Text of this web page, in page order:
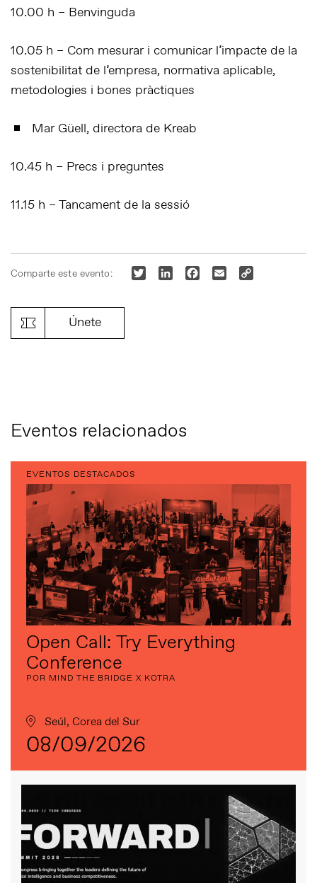
10.00 h – Benvinguda
10.05 h – Com mesurar i comunicar l’impacte de la
sostenibilitat de l’empresa, normativa aplicable,
metodologies i bones pràctiques
Mar Güell, directora de Kreab
10.45 h – Precs i preguntes
11.15 h – Tancament de la sessió
Comparte este evento: Twitter LinkedInFacebook
Email
Únete
Eventos relacionados
EVENTOS DESTACADOS
Open Call: Try Everything
Conference
POR MIND THE BRIDGE X KOTRA
Seúl, Corea del Sur
08/09/2026